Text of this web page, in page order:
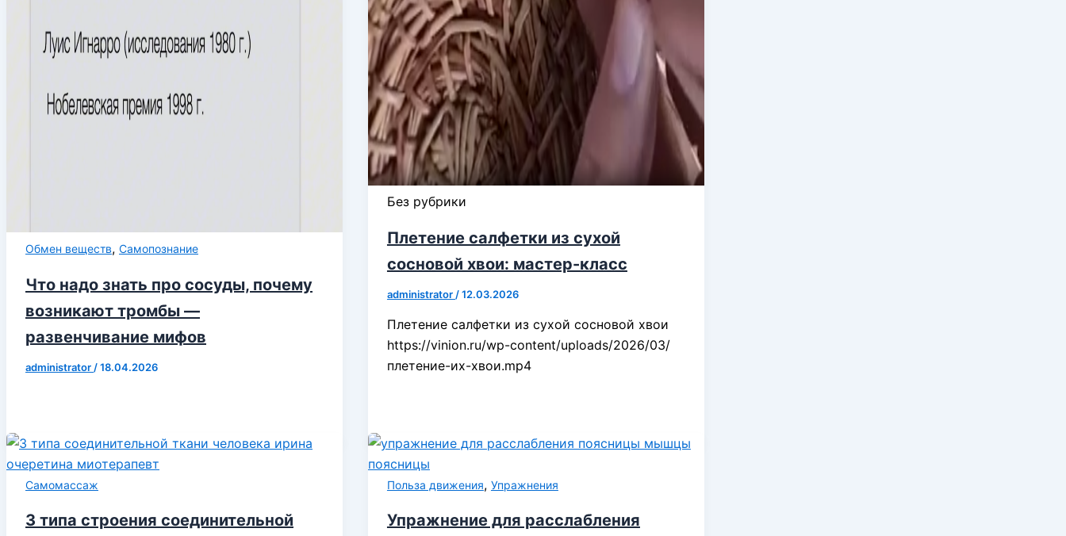
Обмен веществ, Самопознание
Что надо знать про сосуды, почему
возникают тромбы —
развенчивание мифов
administrator /18.04.2026
Без рубрики
Плетение салфетки из сухой
сосновой хвои: мастер-класс
administrator /12.03.2026
Плетение салфетки из сухой сосновой хвои
https://vinion.ru/wp-content/uploads/2026/03/
плетение-их-хвои.mp4
Самомассаж
3 типа строения соединительной
Польза движения, Упражнения
Упражнение для расслабления